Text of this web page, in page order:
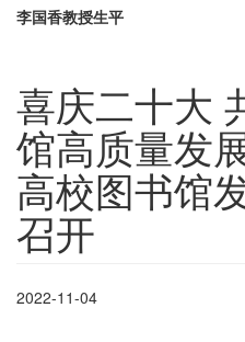
李国香教授生平
喜庆二十大
馆高质量
高校图书馆
召开
2022-11-04